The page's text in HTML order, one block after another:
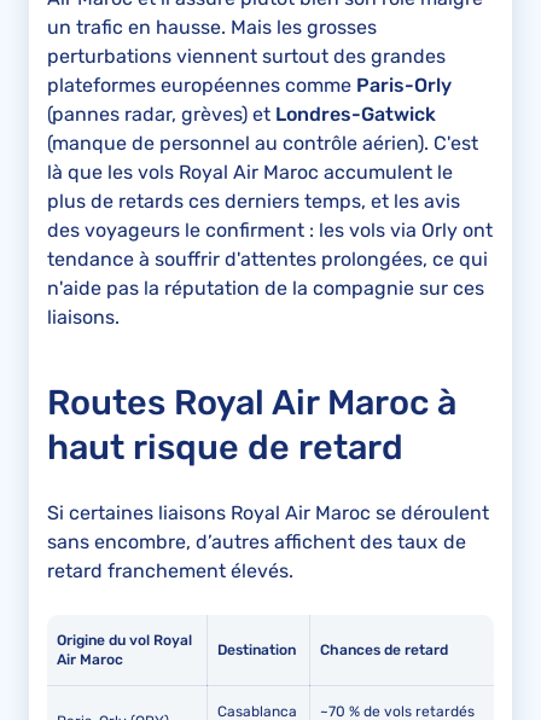
un trafic en hausse. Mais les grosses
perturbations viennent surtout des grandes
plateformes européennes comme Paris-Orly
(pannes radar, grèves) et Londres-Gatwick
(manque de personnel au contrôle aérien). C'est
là que les vols Royal Air Maroc accumulent le
plus de retards ces derniers temps, et les avis
des voyageurs le confirment : les vols via Orly ont
tendance à souffrir d'attentes prolongées, ce qui
n'aide pas la réputation de la compagnie sur ces
liaisons.
Routes Royal Air Maroc à
haut risque de retard
Si certaines liaisons Royal Air Maroc se déroulent
sans encombre, d’autres affichent des taux de
retard franchement élevés.
Origine du vol Royal
Air Maroc
Destination Chances de retard
Casablanca ~70 % de vols retardés